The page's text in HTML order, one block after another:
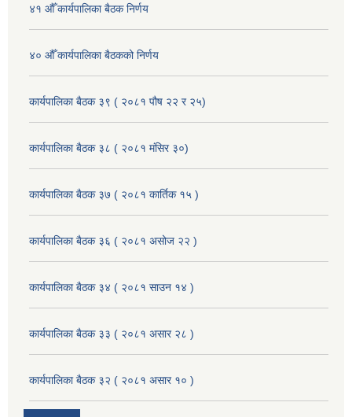
४१ औँ कार्यपालिका बैठक निर्णय
४० औँ कार्यपालिका बैठकको निर्णय
कार्यपालिका बैठक ३९ ( २०८१ पौष २२ र २५)
कार्यपालिका बैठक ३८ ( २०८१ मंसिर ३०)
कार्यपालिका बैठक ३७ ( २०८१ कार्तिक १५ )
कार्यपालिका बैठक ३६ ( २०८१ असोज २२ )
कार्यपालिका बैठक ३४ ( २०८१ साउन १४ )
कार्यपालिका बैठक ३३ ( २०८१ असार २८ )
कार्यपालिका बैठक ३२ ( २०८१ असार १० )